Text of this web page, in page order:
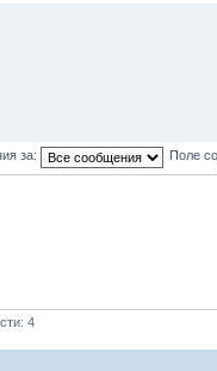
за: Поле
4